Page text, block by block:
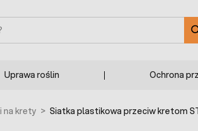
Uprawa roślin Ochrona
na krety > Siatka plastikowa przeciw kretom